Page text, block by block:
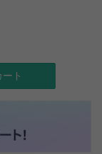
ート